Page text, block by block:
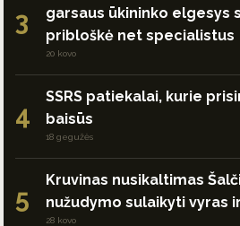
3
garsaus ūkininko elgesys
pribloškė net specialistus
20 kovo
4
SSRS patiekalai, kurie
baisūs
18 gegužės
5
Kruvinas nusikaltimas
nužudymo sulaikyti vyras
28 kovo